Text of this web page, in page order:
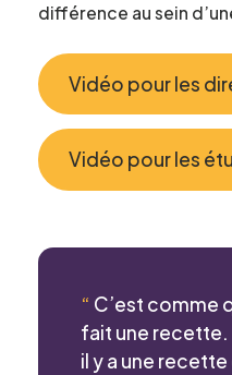
différence au sein
Vidéo pour les
Vidéo pour les
“ C’est comme
fait une recette.
il y a une